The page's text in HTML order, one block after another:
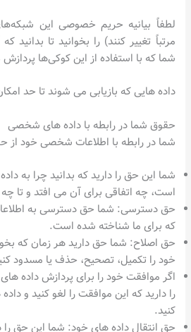
لطفاً بیانیه حریم خصوصی این
مرتباً تغییر کنند) را بخوانید تا
شما که با استفاده از این کوکی‌ها
داده هایی که بازیابی می شوند تا حد
حقوق شما در رابطه با داده های شخصی
شما در رابطه با اطلاعات شخصی خود از
شما این حق را دارید که بدانید چرا به
است، چه اتفاقی برای آن می افتد و تا
حق دسترسی: شما حق دسترسی به
که برای ما شناخته شده است.
حق اصلاح: شما حق دارید هر زمان که
خود را تکمیل، تصحیح، حذف یا مسدود
اگر موافقت خود را برای پردازش داده
را دارید که این موافقت را لغو کنید و
کنید.
حق انتقال داده های خود: شما این حق را